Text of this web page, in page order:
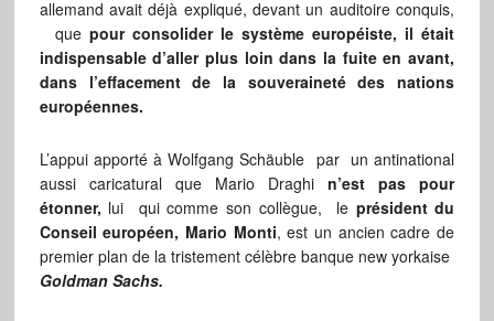
allemand avait déjà expliqué, devant un auditoire conquis,
quepour consolider le système européiste, il était
indispensable d’aller plus loin dans la fuite en avant,
dans l’effacement de la souveraineté des nations
européennes.
L’appui apporté à Wolfgang Schäuble par un antinational
aussi caricatural que Mario Draghin’est pas pour
étonner, lui qui comme son collègue, le président du
Conseil européen, Mario Monti, est un ancien cadre de
premier plan de la tristement célèbre banque new yorkaise
Goldman Sachs.